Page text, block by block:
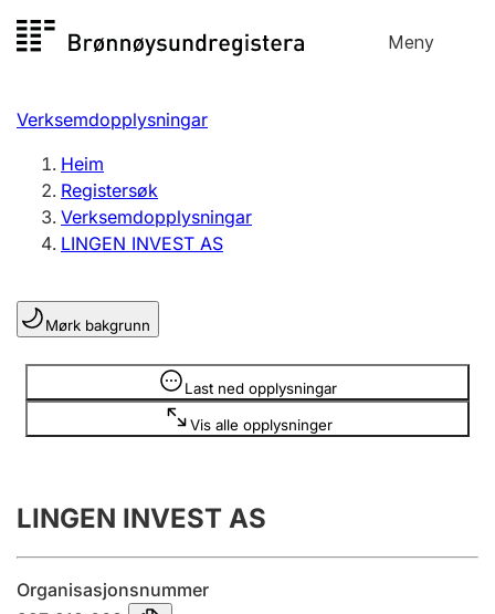
til
Meny
Registersøk
Aksjeselskap
Enkeltpersonføretak
Registrere, endre, slette
Lag og foreining
Registrere, endre, slette
Årsrekneskap
Innsending og forseinkingsgebyr
Verksemdopplysningar
Heim
Registersøk
Verksemdopplysningar
LINGEN INVEST AS
Mørk bakgrunn
Last ned opplysningar
Vis alle opplysninger
Opplysninger er skjult
LINGEN INVEST AS
Organisasjonsnummer